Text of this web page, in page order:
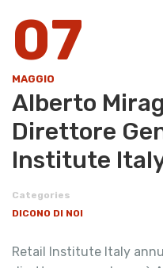
07
MAGGIO
Alberto
Direttore
Institute
Categories
DICONO DI NOI
Retail Institute Italy